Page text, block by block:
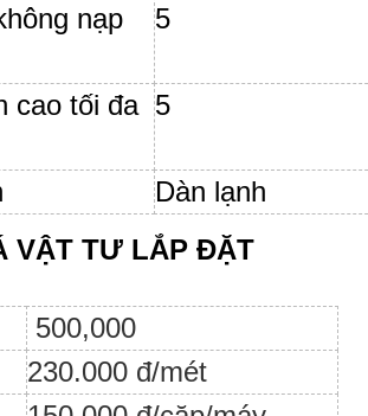
nạp
5
cao tối đa 5
Dàn lạnh
VẬT TƯ LẮP ĐẶT
500,000
230.000 đ/mét